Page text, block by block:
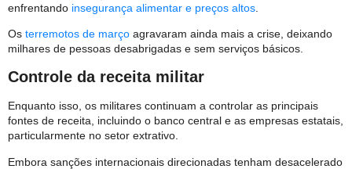
enfrentando insegurança alimentar e preços altos
Os terremotos de março agravaram ainda mais a crise, deixando
milhares de pessoas desabrigadas e sem serviços básicos.
Controle da receita militar
Enquanto isso, os militares continuam a controlar as principais
fontes de receita, incluindo o banco central e as empresas estatais,
particularmente no setor extrativo.
Embora sanções internacionais direcionadas tenham desacelerado